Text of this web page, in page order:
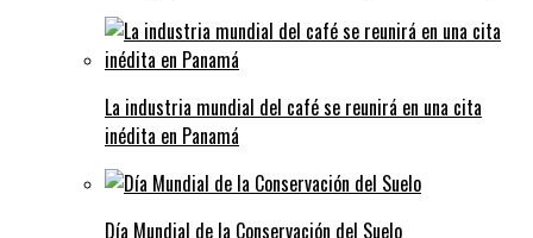
La industria mundial del café se reunirá en una cita
inédita en Panamá
Día Mundial de la Conservación del Suelo